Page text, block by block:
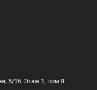
5/16. Этаж 1, пом 8